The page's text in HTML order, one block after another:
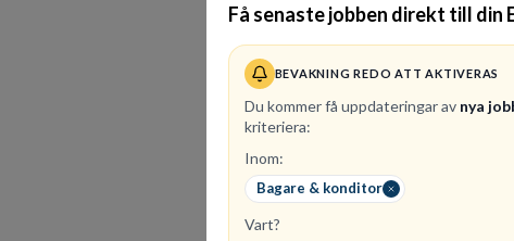
Få senaste jobben direkt till din
BEVAKNING REDO ATT AKTIVERAS
Du kommer få uppdateringar av nya
kriteriera:
Inom:
Bagare & konditor
Vart?
Vår